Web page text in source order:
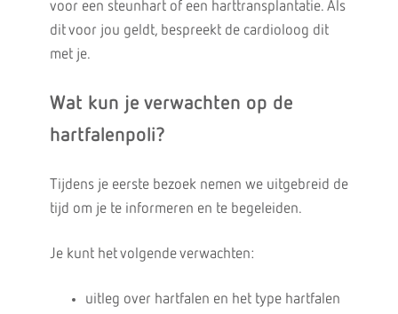
voor een steunhart of een harttransplantatie. Als
dit voor jou geldt, bespreekt de cardioloog dit
met je.
Wat kun je verwachten op de
hartfalenpoli?
Tijdens je eerste bezoek nemen we uitgebreid de
tijd om je te informeren en te begeleiden.
Je kunt het volgende verwachten:
uitleg over hartfalen en het type hartfalen